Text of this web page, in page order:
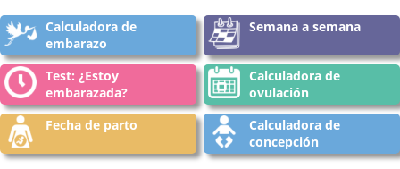
Calculadora de
embarazo
Semana a semana
Test: ¿Estoy
embarazada?
Calculadora de
ovulación
Fecha de parto
Calculadora de
concepción